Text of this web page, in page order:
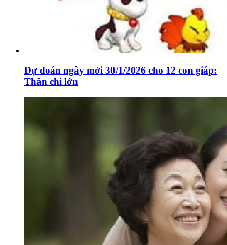
Dự đoán ngày mới 30/1/2026 cho 12 con giáp:
Thân chi lớn